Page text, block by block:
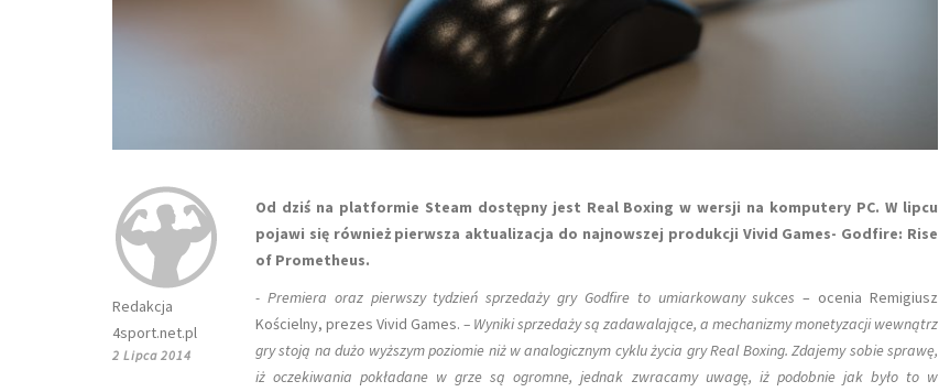
Redakcja
4sport.net.pl
2 Lipca 2014
Od dziś na platformie Steam dostępny jest Real Boxing w wersji na komputery PC. W lipcu
pojawi się również pierwsza aktualizacja do najnowszej produkcji Vivid Games- Godfire: Rise
of Prometheus.
- Premiera oraz pierwszy tydzień sprzedaży gry Godfire to umiarkowany sukces– ocenia Remigiusz
Kościelny, prezes Vivid Games. – Wyniki sprzedaży są zadawalające, a mechanizmy monetyzacji wewnątrz
gry stoją na dużo wyższym poziomie niż w analogicznym cyklu życia gry Real Boxing. Zdajemy sobie sprawę,
iż oczekiwania pokładane w grze są ogromne, jednak zwracamy uwagę, iż podobnie jak było to w